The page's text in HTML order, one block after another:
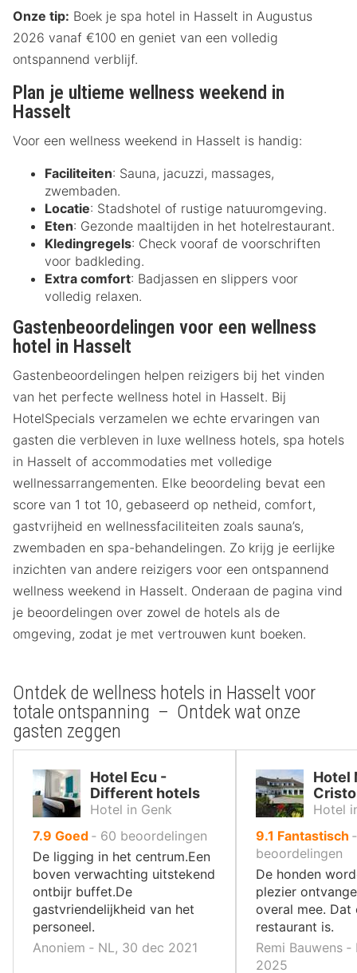
Onze tip: Boek je spa hotel in Hasselt in Augustus
2026 vanaf €100 en geniet van een volledig
ontspannend verblijf.
Plan je ultieme wellness weekend in
Hasselt
Voor een wellness weekend in Hasselt is handig:
Faciliteiten: Sauna, jacuzzi, massages,
zwembaden.
Locatie: Stadshotel of rustige natuuromgeving.
Eten: Gezonde maaltijden in het hotelrestaurant.
Kledingregels: Check vooraf de voorschriften
voor badkleding.
Extra comfort: Badjassen en slippers voor
volledig relaxen.
Gastenbeoordelingen voor een wellness
hotel in Hasselt
Gastenbeoordelingen helpen reizigers bij het vinden
van het perfecte wellness hotel in Hasselt. Bij
HotelSpecials verzamelen we echte ervaringen van
gasten die verbleven in luxe wellness hotels, spa hotels
in Hasselt of accommodaties met volledige
wellnessarrangementen. Elke beoordeling bevat een
score van 1 tot 10, gebaseerd op netheid, comfort,
gastvrijheid en wellnessfaciliteiten zoals sauna’s,
zwembaden en spa-behandelingen. Zo krijg je eerlijke
inzichten van andere reizigers voor een ontspannend
wellness weekend in Hasselt. Onderaan de pagina vind
je beoordelingen over zowel de hotels als de
omgeving, zodat je met vertrouwen kunt boeken.
Ontdek de wellness hotels in Hasselt voor
totale ontspanning – Ontdek wat onze
gasten zeggen
Hotel Ecu -
Different hotels
Hotel in Genk
7.9 uit
10
,
Goed ‐ 60 beoordelingen
De ligging in het centrum.Een
boven verwachting uitstekend
ontbijr buffet.De
gastvriendelijkheid van het
personeel.
Anoniem ‐ NL, 30 dec 2021
Hotel
Cristo
Hotel
9.1 uit
10
Fantastisch
beoordelingen
De honden
plezier
overal mee. Dat
restaurant is.
Remi Bauwens
2025